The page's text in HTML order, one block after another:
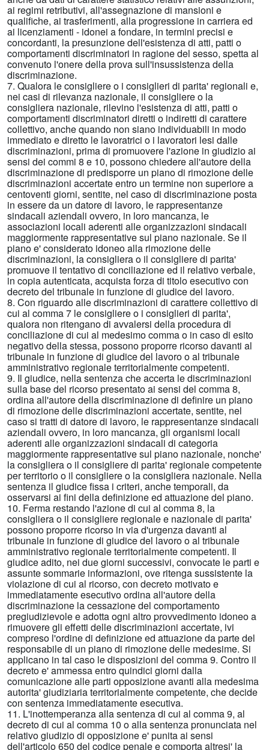
ai regimi retributivi, all'assegnazione di mansioni e
qualifiche, ai trasferimenti, alla progressione in carriera ed
ai licenziamenti - idonei a fondare, in termini precisi e
concordanti, la presunzione dell'esistenza di atti, patti o
comportamenti discriminatori in ragione del sesso, spetta al
convenuto l'onere della prova sull'insussistenza della
discriminazione.
7. Qualora le consigliere o i consiglieri di parita' regionali e,
nei casi di rilevanza nazionale, il consigliere o la
consigliera nazionale, rilevino l'esistenza di atti, patti o
comportamenti discriminatori diretti o indiretti di carattere
collettivo, anche quando non siano individuabili in modo
immediato e diretto le lavoratrici o i lavoratori lesi dalle
discriminazioni, prima di promuovere l'azione in giudizio ai
sensi dei commi 8 e 10, possono chiedere all'autore della
discriminazione di predisporre un piano di rimozione delle
discriminazioni accertate entro un termine non superiore a
centoventi giorni, sentite, nel caso di discriminazione posta
in essere da un datore di lavoro, le rappresentanze
sindacali aziendali ovvero, in loro mancanza, le
associazioni locali aderenti alle organizzazioni sindacali
maggiormente rappresentative sul piano nazionale. Se il
piano e' considerato idoneo alla rimozione delle
discriminazioni, la consigliera o il consigliere di parita'
promuove il tentativo di conciliazione ed il relativo verbale,
in copia autenticata, acquista forza di titolo esecutivo con
decreto del tribunale in funzione di giudice del lavoro.
8. Con riguardo alle discriminazioni di carattere collettivo di
cui al comma 7 le consigliere o i consiglieri di parita',
qualora non ritengano di avvalersi della procedura di
conciliazione di cui al medesimo comma o in caso di esito
negativo della stessa, possono proporre ricorso davanti al
tribunale in funzione di giudice del lavoro o al tribunale
amministrativo regionale territorialmente competenti.
9. Il giudice, nella sentenza che accerta le discriminazioni
sulla base del ricorso presentato ai sensi del comma 8,
ordina all'autore della discriminazione di definire un piano
di rimozione delle discriminazioni accertate, sentite, nel
caso si tratti di datore di lavoro, le rappresentanze sindacali
aziendali ovvero, in loro mancanza, gli organismi locali
aderenti alle organizzazioni sindacali di categoria
maggiormente rappresentative sul piano nazionale, nonche'
la consigliera o il consigliere di parita' regionale competente
per territorio o il consigliere o la consigliera nazionale. Nella
sentenza il giudice fissa i criteri, anche temporali, da
osservarsi ai fini della definizione ed attuazione del piano.
10. Ferma restando l'azione di cui al comma 8, la
consigliera o il consigliere regionale e nazionale di parita'
possono proporre ricorso in via d'urgenza davanti al
tribunale in funzione di giudice del lavoro o al tribunale
amministrativo regionale territorialmente competenti. Il
giudice adito, nei due giorni successivi, convocate le parti e
assunte sommarie informazioni, ove ritenga sussistente la
violazione di cui al ricorso, con decreto motivato e
immediatamente esecutivo ordina all'autore della
discriminazione la cessazione del comportamento
pregiudizievole e adotta ogni altro provvedimento idoneo a
rimuovere gli effetti delle discriminazioni accertate, ivi
compreso l'ordine di definizione ed attuazione da parte del
responsabile di un piano di rimozione delle medesime. Si
applicano in tal caso le disposizioni del comma 9. Contro il
decreto e' ammessa entro quindici giorni dalla
comunicazione alle parti opposizione avanti alla medesima
autorita' giudiziaria territorialmente competente, che decide
con sentenza immediatamente esecutiva.
11. L'inottemperanza alla sentenza di cui al comma 9, al
decreto di cui al comma 10 o alla sentenza pronunciata nel
relativo giudizio di opposizione e' punita ai sensi
dell'articolo 650 del codice penale e comporta altresi' la